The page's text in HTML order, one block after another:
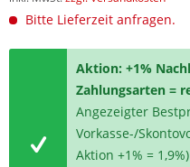
Bitte Lieferzeit anfragen.
Aktion: +1%
Zahlungsarten =
Angezeigter
Vorkasse-/
Aktion +1% =